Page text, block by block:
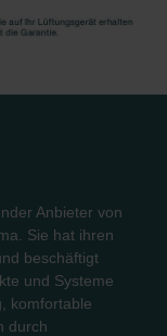
de confidentialité
Policy
o ochronie
Anbieter von
Sie hat ihren
beschäftigt
und Systeme
komfortable
durch